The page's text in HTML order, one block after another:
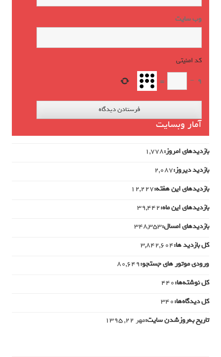
وب‌ سایت
کد امنیتی*
9
−
=
آمار وبسایت
بازدیدهای امروز:1,778
بازدید دیروز:2,087
بازدیدهای این هفته:12,227
بازدیدهای این ماه:39,442
بازدیدهای امسال:348,353
کل بازدید ها:3,842,604
ورودی‌ موتور های جستجو:80,649
کل نوشته‌ها:440
کل دیدگاه‌ها:340
تاریخ به‌روزشدن سایت:مهر ۲۲, ۱۳۹۵